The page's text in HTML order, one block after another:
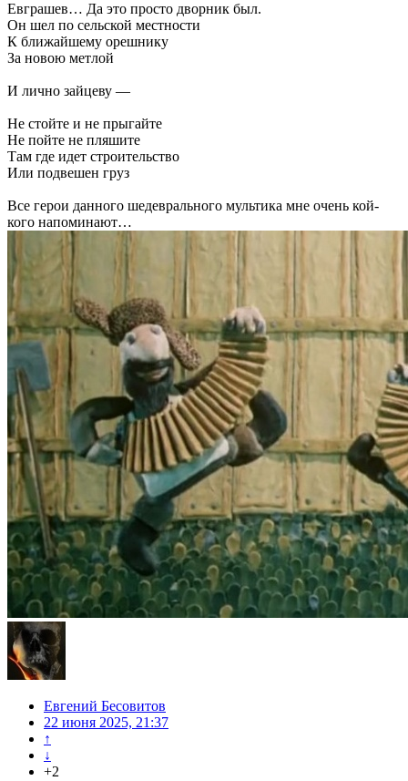
Евграшев… Да это просто дворник был.
Он шел по сельской местности
К ближайшему орешнику
За новою метлой
И лично зайцеву —
Не стойте и не прыгайте
Не пойте не пляшите
Там где идет строительство
Или подвешен груз
Все герои данного шедеврального мультика мне очень кой-
кого напоминают…
Евгений Бесовитов
22 июня 2025, 21:37
↑
↓
+2